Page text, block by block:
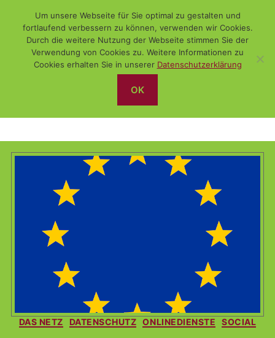
WiSch
Datenschutz
Kategorien
DAS NETZ DATENSCHUTZ ONLINEDIENSTE SOCIAL
Um unsere Webseite für Sie optimal zu gestalten und
fortlaufend verbessern zu können, verwenden wir Cookies.
Durch die weitere Nutzung der Webseite stimmen Sie der
Verwendung von Cookies zu. Weitere Informationen zu
Cookies erhalten Sie in unserer Datenschutzerklärung
OK